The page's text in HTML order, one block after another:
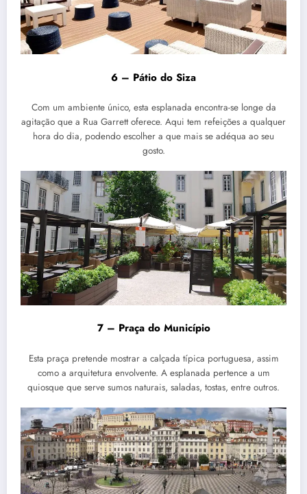
6 – Pátio do Siza
Com um ambiente único, esta esplanada encontra-se longe da
agitação que a Rua Garrett oferece. Aqui tem refeições a qualquer
hora do dia, podendo escolher a que mais se adéqua ao seu
gosto.
7 – Praça do Município
Esta praça pretende mostrar a calçada típica portuguesa, assim
como a arquitetura envolvente. A esplanada pertence a um
quiosque que serve sumos naturais, saladas, tostas, entre outros.